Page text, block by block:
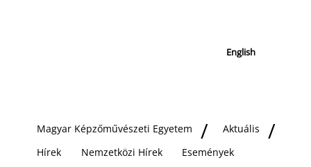
English
Magyar Képzőművészeti Egyetem
Aktuális
Hírek
Nemzetközi Hírek
Események